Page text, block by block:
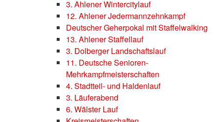
3. Ahlener Wintercitylauf
12. Ahlener Jedermannzehnkampf
Deutscher Geherpokal mit Staffelwalking
13. Ahlener Staffellauf
3. Dolberger Landschaftslauf
11. Deutsche Senioren-
Mehrkampfmeisterschaften
4. Stadtteil- und Haldenlauf
3. Läuferabend
6. Wälster Lauf